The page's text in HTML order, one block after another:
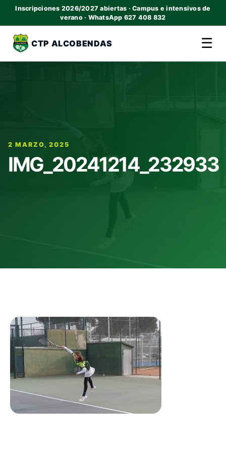
Inscripciones 2026/2027 abiertas · Campus e intensivos de
verano · WhatsApp 627 408 832
CTP ALCOBENDAS ☰
2 MARZO, 2025
IMG_20241214_232933